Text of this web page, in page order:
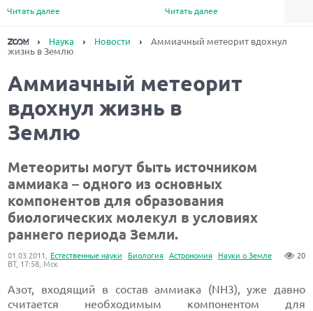
Читать далее Читать далее
Наука Новости
Аммиачный метеорит вдохнул
жизнь в Землю
Аммиачный метеорит
вдохнул жизнь в
Землю
Метеориты могут быть источником
аммиака – одного из основных
компонентов для образования
биологических молекул в условиях
раннего периода Земли.
Естественные науки Биология Астрономия Науки о Земле 20
01.03.2011,
ВТ, 17:58, Мск
Азот, входящий в состав аммиака (NH3), уже давно
считается необходимым компонентом для